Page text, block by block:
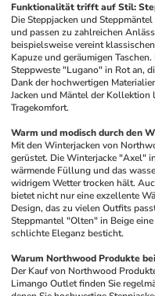
Funktionalität trifft auf Stil:
Die Steppjacken und
und passen zu zahlreichen
beispielsweise vereint
Kapuze und geräumigen
Steppweste "Lugano" in Rot an,
Dank der hochwertigen
Jacken und Mäntel der
Tragekomfort.
Warm und modisch durch den
Mit den Winterjacken von
gerüstet. Die Winterjacke "Axel"
wärmende Füllung und das
widrigem Wetter trocken hält.
bietet nicht nur eine exzellente
Design, das zu vielen Outfits
Steppmantel "Olten" in Beige
schlichte Eleganz besticht.
Warum Northwood Produkte
Der Kauf von Northwood
Limango Outlet finden Sie